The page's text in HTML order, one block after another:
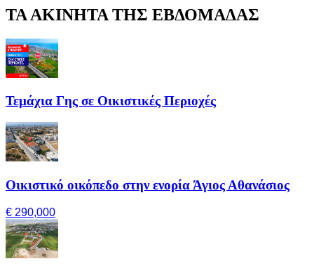
ΤΑ ΑΚΙΝΗΤΑ ΤΗΣ ΕΒΔΟΜΑΔΑΣ
Τεμάχια Γης σε Οικιστικές Περιοχές
Οικιστικό οικόπεδο στην ενορία Άγιος Αθανάσιος
€ 290,000